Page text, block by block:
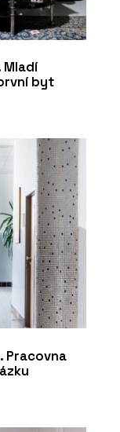
byt
Pracovna